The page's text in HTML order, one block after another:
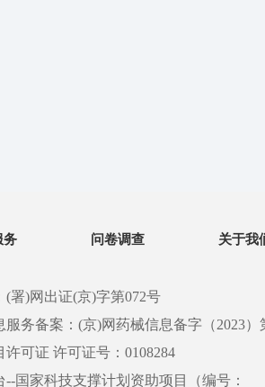
务 问卷调查 关于我
署)网出证(京)字第072号
务备案：(京)网药械信息备字（2023）
可证 许可证号：0108284
国家科技支撑计划资助项目（编号：